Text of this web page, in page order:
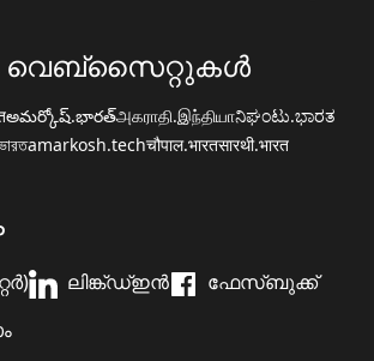
വെബ്സൈറ്റുകൾ
అమర్కోష్.భారత్அகராதி.இந்தியாನಿಘಂಟು.ಭಾರತ
amarkosh.techचौपाल.भारतसारथी.भारत
ലിങ്ക്ഡ്ഇൻ
ഫേസ്ബുക്ക്